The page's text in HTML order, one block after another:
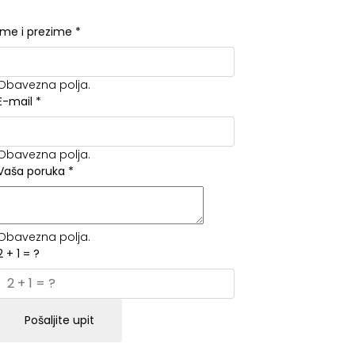
i prezime *
polja.
mail *
polja.
poruka *
polja.
+ 1 = ?
Pošaljite upit